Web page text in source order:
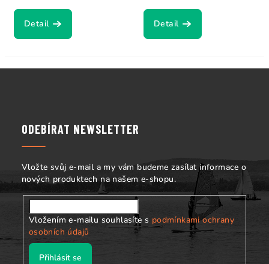
Detail Detail
ODEBÍRAT NEWSLETTER
Vložte svůj e-mail a my vám budeme zasílat informace o
nových produktech na našem e-shopu.
Vložením e-mailu souhlasíte s podmínkami ochrany
osobních údajů
Přihlásit se